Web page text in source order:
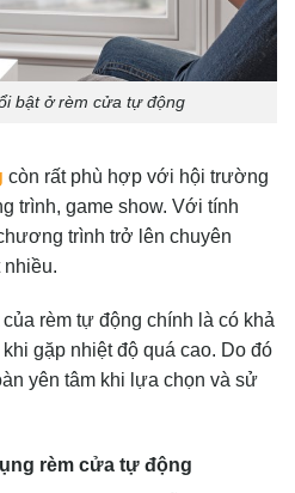
bật ở rèm cửa tự động
còn rất phù hợp với hội trường
trình, game show. Với tính
trình trở lên chuyên
nhiều.
rèm tự động chính là có khả
gặp nhiệt độ quá cao. Do đó
yên tâm khi lựa chọn và sử
rèm cửa tự động